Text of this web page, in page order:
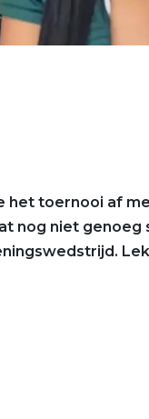
het toernooi af
nog niet genoeg